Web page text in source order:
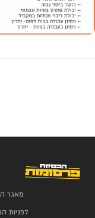
מאגר
לפניות